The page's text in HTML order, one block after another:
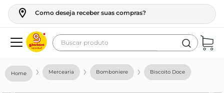
Como deseja receber suas compras?
Buscar produto
Mercearia Bomboniere Biscoito Doce
geladeira